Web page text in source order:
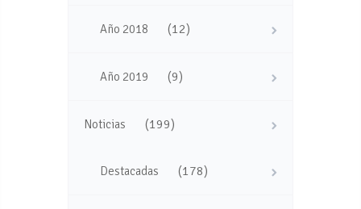
Año 2018 (12)
Año 2019 (9)
Noticias (199)
Destacadas (178)